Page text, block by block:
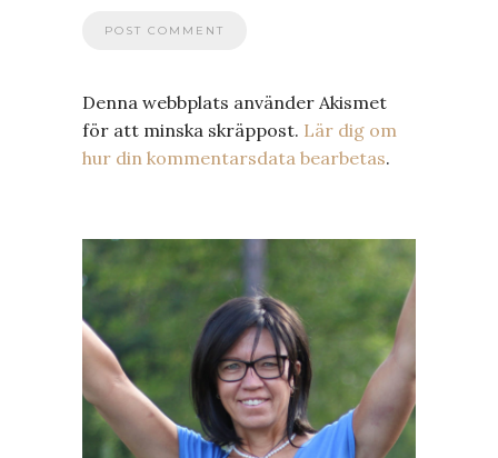
Denna webbplats använder Akismet
för att minska skräppost. Lär dig om
hur din kommentarsdata bearbetas.